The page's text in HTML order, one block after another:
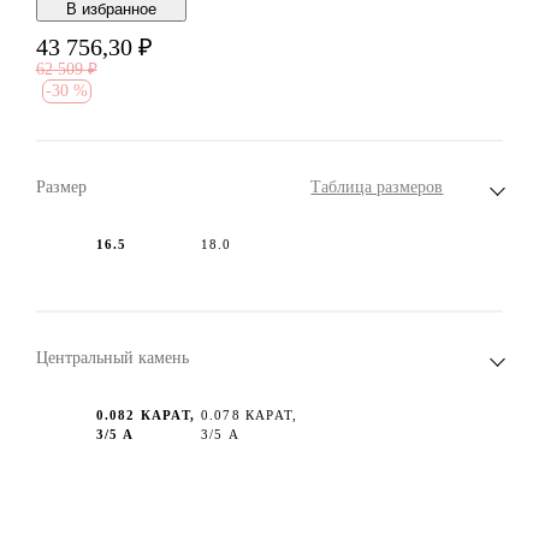
В избранноe
43 756,30 ₽
62 509 ₽
-30 %
Размер Таблица размеров
16.5 18.0
Центральный камень
0.082 КАРАТ,
3/5 А
0.078 КАРАТ,
3/5 А